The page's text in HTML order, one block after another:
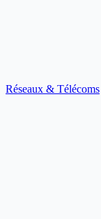
Réseaux & Télécoms